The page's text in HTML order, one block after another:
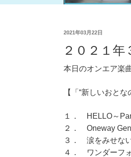
2021年03月22日
２０２１年
本日のオンエア楽
【「“新しいおと
１． HELLO～
２． Oneway
３． 涙をみせな
４． ワンダーフ